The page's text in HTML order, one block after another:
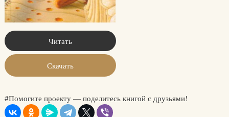
Читать
Скачать
#Помогите проекту — поделитесь книгой с друзьями!